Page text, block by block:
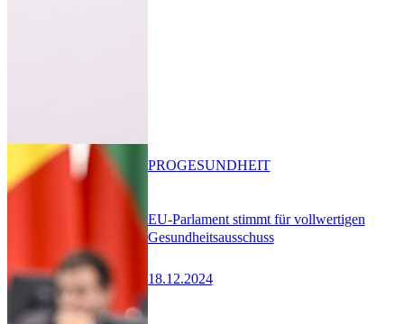
EU-Parlament stimmt für vollwertigen
Gesundheitsausschuss
18.12.2024
PROGESUNDHEIT